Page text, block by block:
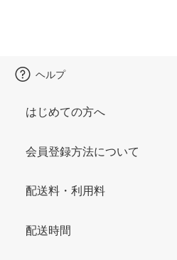
ヘルプ
はじめての方へ
会員登録方法について
配送料・利用料
配送時間